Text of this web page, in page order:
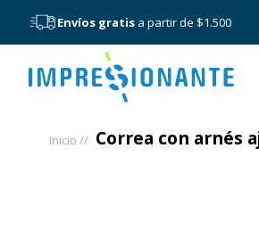
Envíos gratis a partir de $1.500
Menú
Inicio // Correa con arnés